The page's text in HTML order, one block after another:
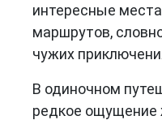
интересные
маршрутов,
чужих
В одиночном
редкое ощущение